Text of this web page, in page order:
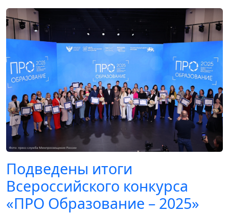
Подведены итоги
Всероссийского конкурса
«ПРО Образование – 2025»